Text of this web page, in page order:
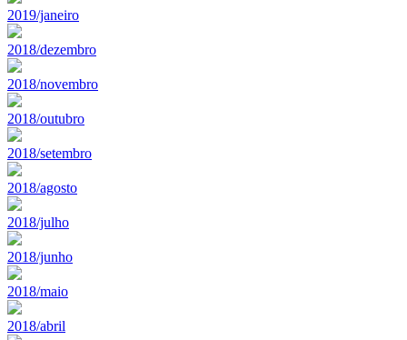
2019/janeiro
2018/dezembro
2018/novembro
2018/outubro
2018/setembro
2018/agosto
2018/julho
2018/junho
2018/maio
2018/abril